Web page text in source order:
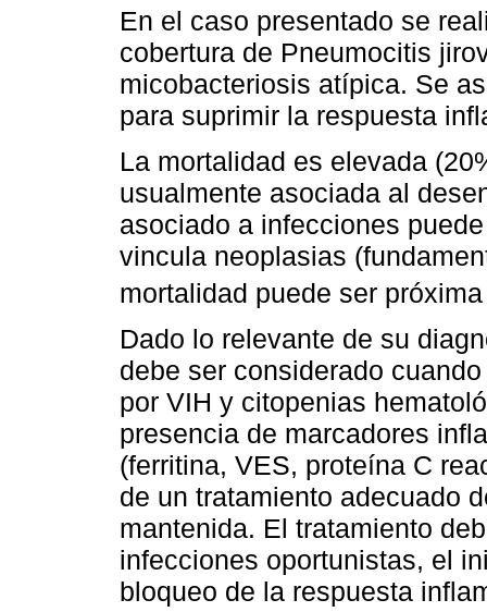
En el caso presentado se
cobertura de Pneumocitis
micobacteriosis atípica. Se
para suprimir la respuesta
La mortalidad es elevada
usualmente asociada al
asociado a infecciones
vincula neoplasias
mortalidad puede ser
Dado lo relevante de su
debe ser considerado
por VIH y citopenias
presencia de marcadores
(ferritina, VES, proteína C
de un tratamiento adecuado
mantenida. El tratamiento
infecciones oportunistas, el
bloqueo de la respuesta